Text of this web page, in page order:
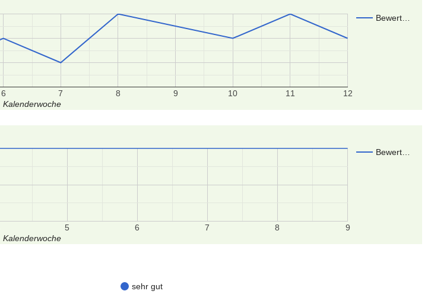
Bewert…
6 7 8 9 10 11 12
Kalenderwoche
Bewert…
5 6 7 8 9
Kalenderwoche
sehr gut